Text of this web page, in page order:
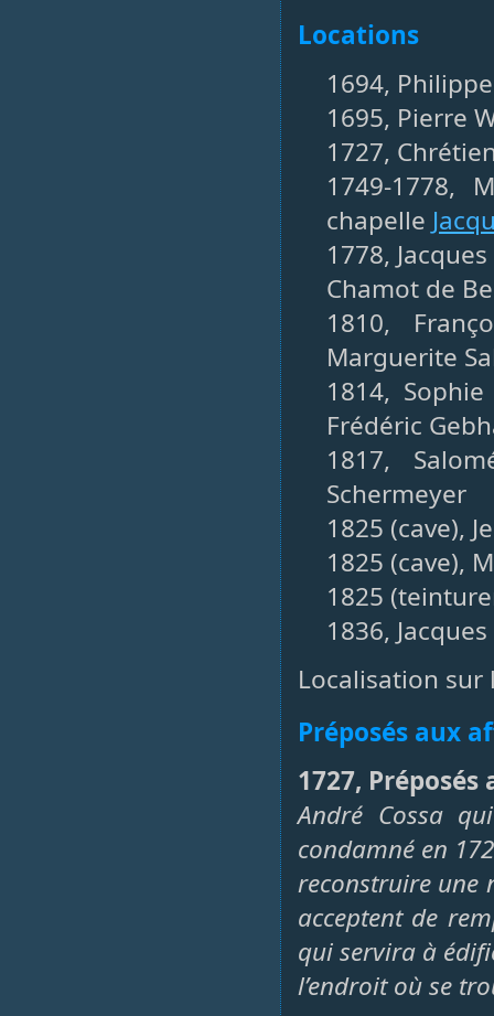
Locations
1694,
1695, Pierre
1727,
1749-1778,
chapelle
1778,
Chamot de
1810,
Marguerite
1814,
Frédéric
1817,
Schermeyer
1825 (cave),
1825 (cave),
1825
1836,
Localisation
Préposés aux
1727,
André Cossa
condamné en
reconstruire une
acceptent de
qui servira à
l’endroit où se